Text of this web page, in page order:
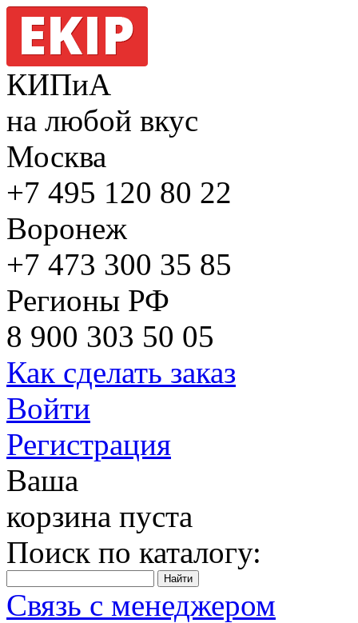
КИПиА
на любой вкус
Москва
+7 495 120 80 22
Воронеж
+7 473 300 35 85
Регионы РФ
8 900 303 50 05
Как сделать заказ
Войти
Регистрация
Ваша
корзина пуста
Поиск по каталогу:
Связь с менеджером